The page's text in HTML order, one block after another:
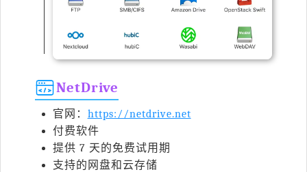
NetDrive
官网： https://netdrive.net
付费软件
提供 7 天的免费试用期
支持的网盘和云存储